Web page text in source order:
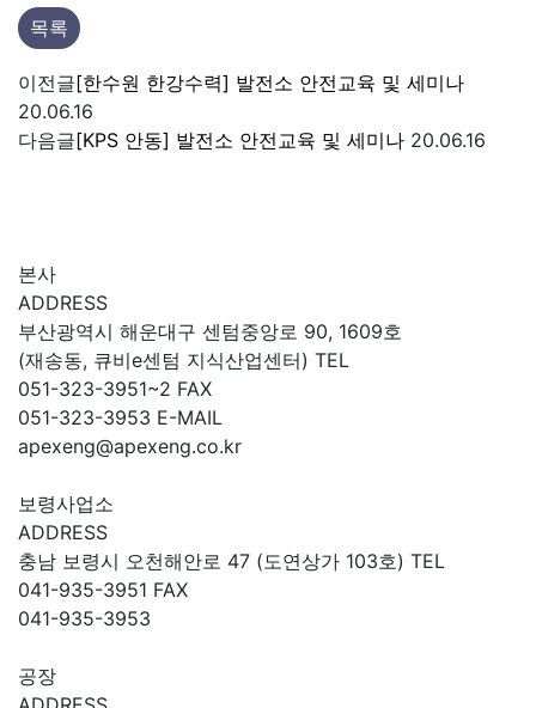
목록
이전글[한수원 한강수력] 발전소 안전교육 및 세미나
20.06.16
다음글[KPS 안동] 발전소 안전교육 및 세미나 20.06.16
본사
ADDRESS
부산광역시 해운대구 센텀중앙로 90, 1609호
(재송동, 큐비e센텀 지식산업센터) TEL
051-323-3951~2 FAX
051-323-3953 E-MAIL
apexeng@apexeng.co.kr
보령사업소
ADDRESS
충남 보령시 오천해안로 47 (도연상가 103호) TEL
041-935-3951 FAX
041-935-3953
공장